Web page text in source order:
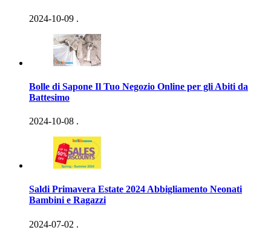
2024-10-09 .
Bolle di Sapone Il Tuo Negozio Online per gli Abiti da
Battesimo
2024-10-08 .
Saldi Primavera Estate 2024 Abbigliamento Neonati
Bambini e Ragazzi
2024-07-02 .